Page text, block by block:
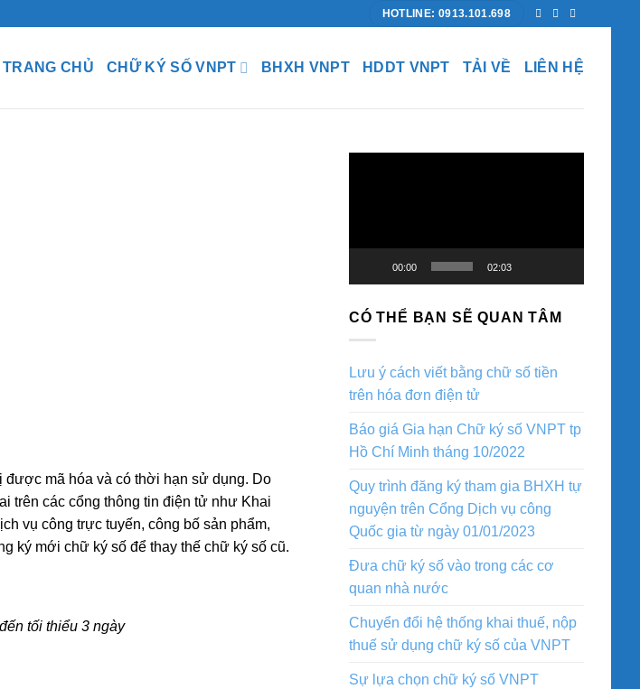
HOTLINE: 0913.101.698
TRANG CHỦ CHỮ KÝ SỐ VNPT BHXH VNPT HDDT VNPT TẢI VỀ LIÊN HỆ
mã hóa và có thời hạn sử dụng. Do
trên các cổng thông tin điện tử như Khai
vụ công trực tuyến, công bố sản phẩm,
ký mới chữ ký số để thay thế chữ ký số cũ.
tối thiểu 3 ngày
00:00 02:03
CÓ THỂ BẠN SẼ QUAN TÂM
Lưu ý cách viết bằng chữ số tiền
trên hóa đơn điện tử
Báo giá Gia hạn Chữ ký số VNPT tp
Hồ Chí Minh tháng 10/2022
Quy trình đăng ký tham gia BHXH tự
nguyện trên Cổng Dịch vụ công
Quốc gia từ ngày 01/01/2023
Đưa chữ ký số vào trong các cơ
quan nhà nước
Chuyển đổi hệ thống khai thuế, nộp
thuế sử dụng chữ ký số của VNPT
Sự lựa chọn chữ ký số VNPT